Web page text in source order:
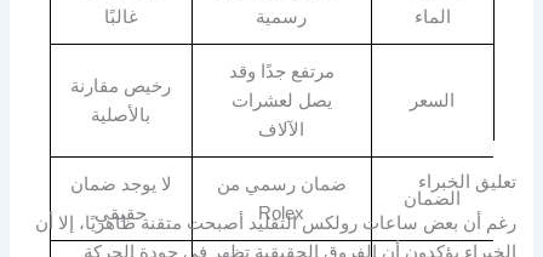
الماء
رسمية
غالبًا
السعر
مرتفع جدًا وقد
يصل لعشرات
الآلاف
رخيص مقارنة
بالأصلية
الضمان
ضمان رسمي من
Rolex
لا يوجد ضمان
حقيقي
تعليق الخبراء
رغم أن بعض ساعات رولكس التقليد أصبحت متقنة ظاهريًا، إلا أن
الخبراء يؤكدون أن الفروق الحقيقية تظهر في جودة الحركة